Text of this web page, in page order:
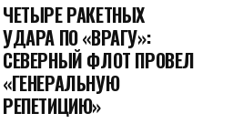
ЧЕТЫРЕ РАКЕТНЫХ
УДАРА ПО «ВРАГУ»:
СЕВЕРНЫЙ ФЛОТ ПРОВЕЛ
«ГЕНЕРАЛЬНУЮ
РЕПЕТИЦИЮ»